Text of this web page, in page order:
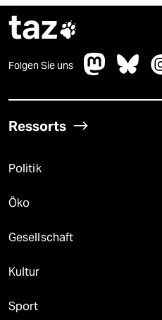
taz
Folgen Sie uns
Ressorts
Politik
Öko
Gesellschaft
Kultur
Sport